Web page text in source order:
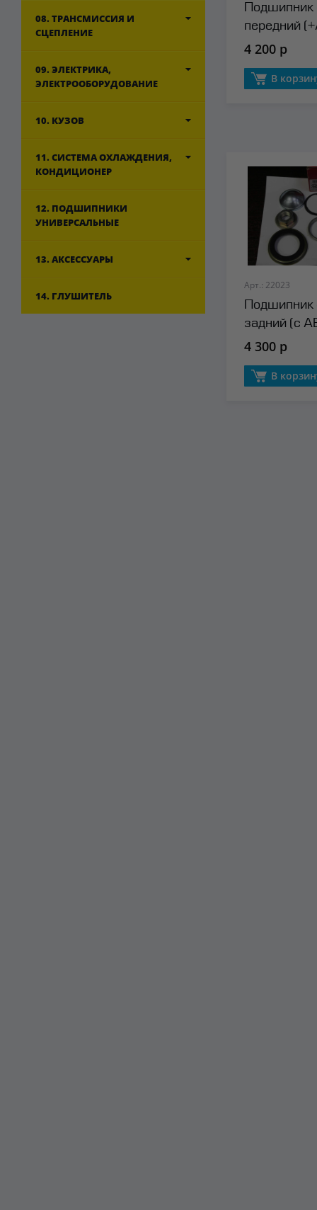
08. ТРАНСМИССИЯ И
СЦЕПЛЕНИЕ
09. ЭЛЕКТРИКА,
ЭЛЕКТРООБОРУДОВАНИЕ
10. КУЗОВ
11. СИСТЕМА ОХЛАЖДЕНИЯ,
КОНДИЦИОНЕР
12. ПОДШИПНИКИ
УНИВЕРСАЛЬНЫЕ
13. АКСЕССУАРЫ
14. ГЛУШИТЕЛЬ
Подшипник
передний
4 200 р
В
Арт.: 22023
Подшипник
задний (с
4 300 р
В